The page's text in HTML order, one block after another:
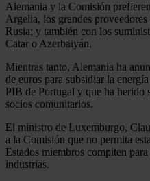
Alemania y la Comisión
Argelia, los grandes
Rusia; y también con los
Catar o Azerbaiyán.
Mientras tanto, Alemania ha
de euros para subsidiar la
PIB de Portugal y que ha herido
socios comunitarios.
El ministro de Luxemburgo,
a la Comisión que no permita
Estados miembros compiten
industrias.